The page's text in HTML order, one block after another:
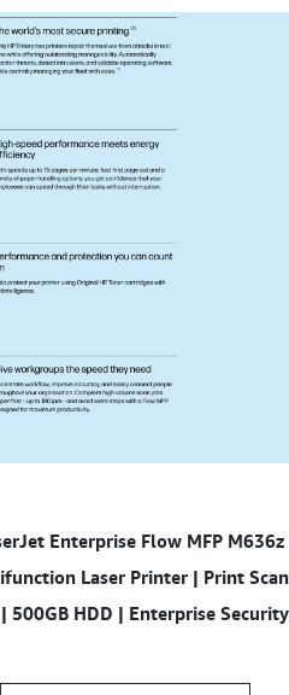
Enterprise Flow MFP M636z
Laser Printer | Print Scan
500GB HDD | Enterprise Security